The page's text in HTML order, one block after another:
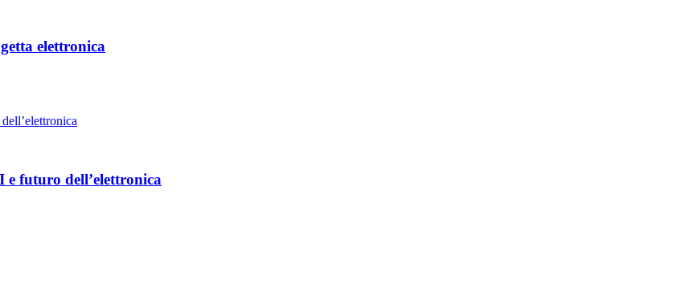
elettronica
futuro dell’elettronica